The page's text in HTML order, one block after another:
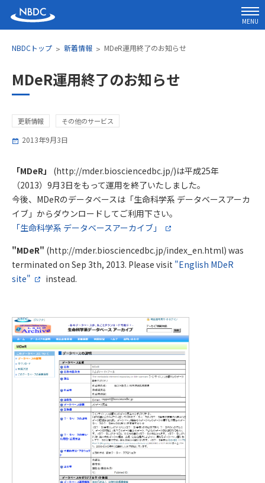
MENU
NBDCトップ 新着情報 MDeR運用終了のお知らせ
MDeR運用終了のお知らせ
更新情報 その他のサービス
2013年9月3日
「MDeR」
(http://mder.biosciencedbc.jp/)は平成25年
（2013）9月3日をもって運用を終了いたしました。
今後、MDeRのデータベースは「生命科学系 データベースアーカ
イブ」からダウンロードしてご利用下さい。
「生命科学系 データベースアーカイブ」
"MDeR" (http://mder.biosciencedbc.jp/index_en.html) was
terminated on Sep 3th, 2013. Please visit "English MDeR
site"
instead.